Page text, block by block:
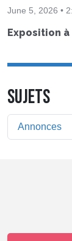
June 5, 2026 •
Exposition
SUJETS
Annonces